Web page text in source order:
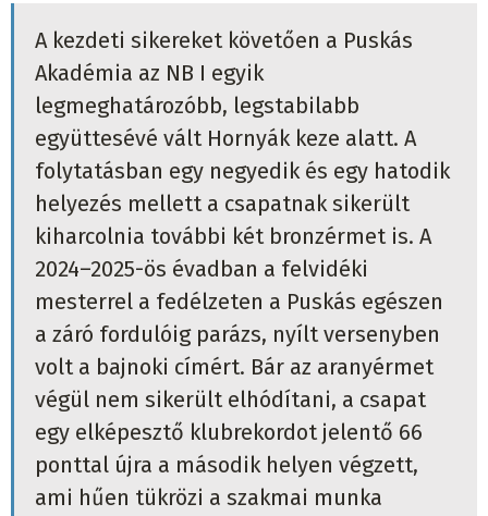
A kezdeti sikereket követően a Puskás
Akadémia az NB I egyik
legmeghatározóbb, legstabilabb
együttesévé vált Hornyák keze alatt. A
folytatásban egy negyedik és egy hatodik
helyezés mellett a csapatnak sikerült
kiharcolnia további két bronzérmet is. A
2024–2025-ös évadban a felvidéki
mesterrel a fedélzeten a Puskás egészen
a záró fordulóig parázs, nyílt versenyben
volt a bajnoki címért. Bár az aranyérmet
végül nem sikerült elhódítani, a csapat
egy elképesztő klubrekordot jelentő 66
ponttal újra a második helyen végzett,
ami hűen tükrözi a szakmai munka